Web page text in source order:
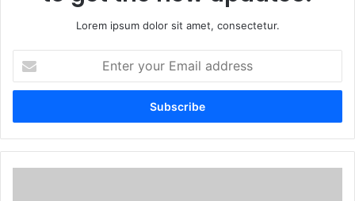
Lorem ipsum dolor sit amet, consectetur.
your
Email